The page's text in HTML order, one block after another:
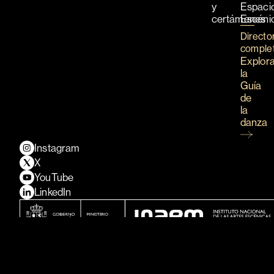
y
certámenes
la
Guía
de
la
danza
Instagram
X
YouTube
LinkedIn